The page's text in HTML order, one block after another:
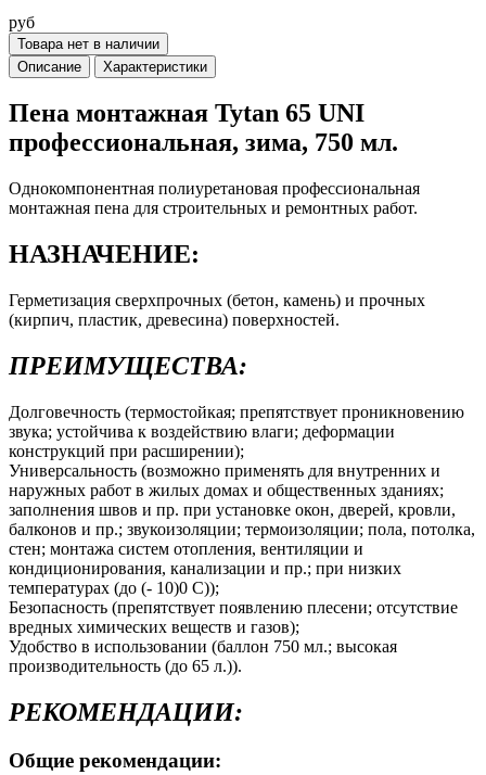
руб
Товара нет в наличии
Описание
Характеристики
Пена монтажная Tytan 65 UNI
профессиональная, зима, 750 мл.
Однокомпонентная полиуретановая профессиональная
монтажная пена для строительных и ремонтных работ.
НАЗНАЧЕНИЕ:
Герметизация сверхпрочных (бетон, камень) и прочных
(кирпич, пластик, древесина) поверхностей.
ПРЕИМУЩЕСТВА:
Долговечность (термостойкая; препятствует проникновению
звука; устойчива к воздействию влаги; деформации
конструкций при расширении);
Универсальность (возможно применять для внутренних и
наружных работ в жилых домах и общественных зданиях;
заполнения швов и пр. при установке окон, дверей, кровли,
балконов и пр.; звукоизоляции; термоизоляции; пола, потолка,
стен; монтажа систем отопления, вентиляции и
кондиционирования, канализации и пр.; при низких
температурах (до (- 10)0 С));
Безопасность (препятствует появлению плесени; отсутствие
вредных химических веществ и газов);
Удобство в использовании (баллон 750 мл.; высокая
производительность (до 65 л.)).
РЕКОМЕНДАЦИИ:
Общие рекомендации: